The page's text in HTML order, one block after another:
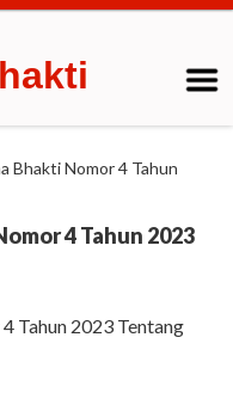
Bhakti Nomor 4 Tahun
4 Tahun 2023
Tahun 2023 Tentang